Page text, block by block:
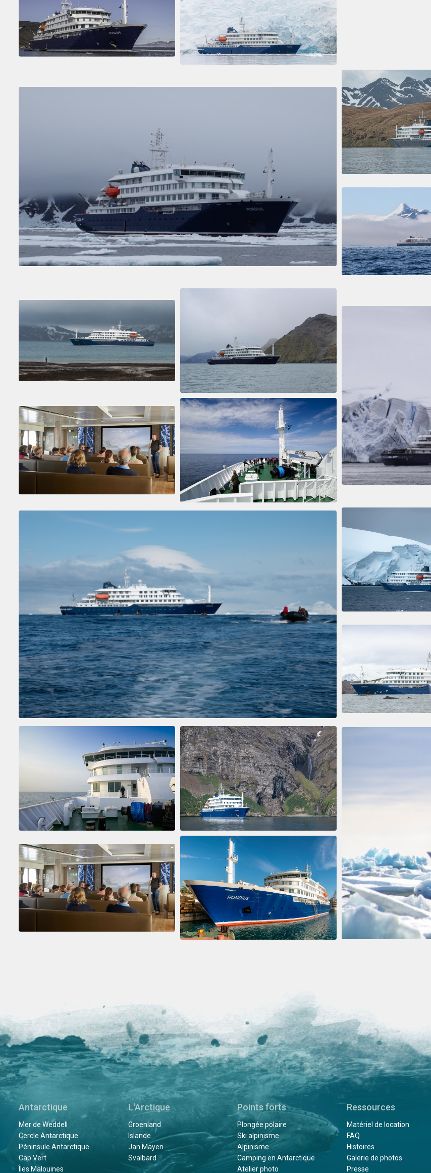
Antarctique
Mer de Weddell
Cercle Antarctique
Péninsule Antarctique
Cap Vert
Îles Malouines
L'Arctique
Groenland
Islande
Jan Mayen
Svalbard
Points forts
Plongée polaire
Ski alpinisme
Alpinisme
Camping en Antarctique
Atelier photo
Ressources
Matériel de location
FAQ
Histoires
Galerie de photos
Presse